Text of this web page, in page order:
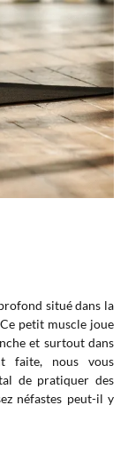
situé dans la
petit muscle joue
et surtout dans
faite, nous vous
de pratiquer des
néfastes peut-il y